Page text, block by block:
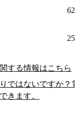
62
する情報はこちら
ではないですか
きます。